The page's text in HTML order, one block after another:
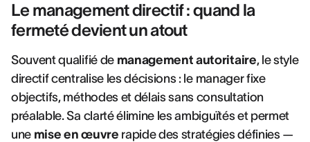
Le management directif : quand la
fermeté devient un atout
Souvent qualifié de management autoritaire, le style
directif centralise les décisions : le manager fixe
objectifs, méthodes et délais sans consultation
préalable. Sa clarté élimine les ambiguïtés et permet
une mise en œuvre rapide des stratégies définies —